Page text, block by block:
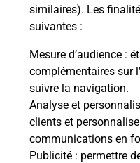
similaires). Les
suivantes :
Mesure d’audience :
complémentaires sur
suivre la navigation.
Analyse et
clients et
communications en
Publicité : permettre
Itinéraire
Boîte aux
Prochaine
32 Rue Louis Philippe
67160
Drachenbronn
Le lien s'ouvre dans un